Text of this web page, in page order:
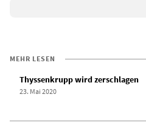
MEHR LESEN
Thyssenkrupp wird zerschlagen
23. Mai 2020